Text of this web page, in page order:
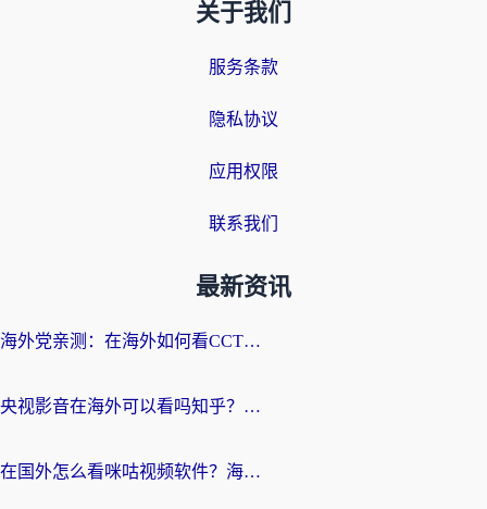
关于我们
服务条款
隐私协议
应用权限
联系我们
最新资讯
海外党亲测：在海外如何看CCTV？告别“仅限大陆播放”的实用指南
央视影音在海外可以看吗知乎？留学生亲测：3步解决地域限制+追剧自由
在国外怎么看咪咕视频软件？海外党亲测有效的回国加速方案